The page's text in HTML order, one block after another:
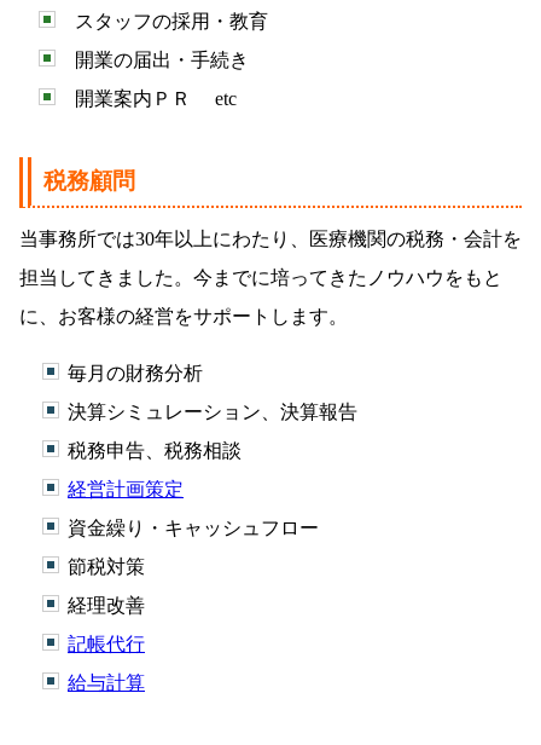
スタッフの採用・教育
開業の届出・手続き
開業案内ＰＲ etc
税務顧問
当事務所では30年以上にわたり、医療機関の税務・会計を
担当 してきました。今までに培ってきたノウハウをもと
に、お客様の経営をサポートします。
毎月の財務分析
決算シミュレーション、決算報告
税務申告、税務相談
経営計画策定
資金繰り・キャッシュフロー
節税対策
経理改善
記帳代行
給与計算